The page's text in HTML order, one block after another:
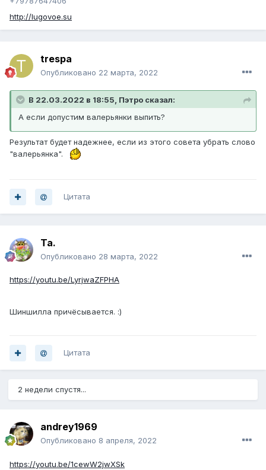
http://lugovoe.su
trespa
Опубликовано 22 марта, 2022
В 22.03.2022 в 18:55, Пэтро сказал:
А если допустим валерьянки выпить?
Результат будет надежнее, если из этого совета убрать слово
"валерьянка".
Цитата
Ta.
Опубликовано 28 марта, 2022
https://youtu.be/LyrjwaZFPHA
Шиншилла причёсывается. :)
Цитата
2 недели спустя...
andrey1969
Опубликовано 8 апреля, 2022
https://youtu.be/1cewW2jwXSk